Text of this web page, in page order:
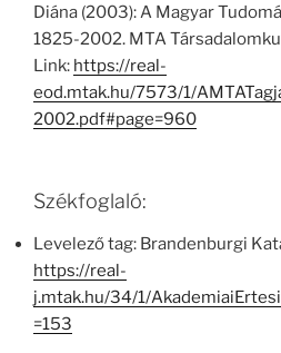
Diána (2003): A Magyar
1825-2002. MTA
Link: https://real-
eod.mtak.hu/7573/1/
2002.pdf#page=960
Székfoglaló:
Levelező tag: Brandenburgi
https://real-
j.mtak.hu/34/1/
=153